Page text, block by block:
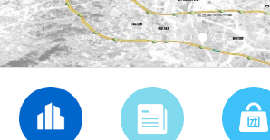
速看！英雄大道快速化改